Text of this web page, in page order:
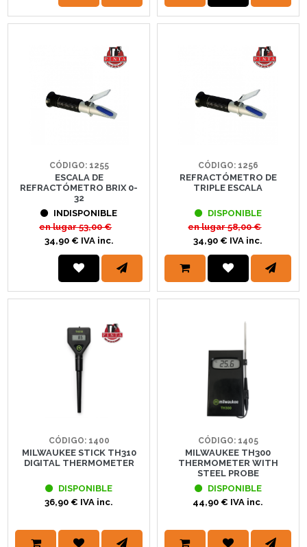
CÓDIGO: 1255
ESCALA DE
REFRACTÓMETRO BRIX 0-
32
INDISPONIBLE
en lugar53,00 €
34,90 € IVA inc.
CÓDIGO: 1256
REFRACTÓMETRO DE
TRIPLE ESCALA
DISPONIBLE
en lugar58,00 €
34,90 € IVA inc.
CÓDIGO: 1400
MILWAUKEE STICK TH310
DIGITAL THERMOMETER
DISPONIBLE
36,90 € IVA inc.
CÓDIGO: 1405
MILWAUKEE TH300
THERMOMETER WITH
STEEL PROBE
DISPONIBLE
44,90 € IVA inc.